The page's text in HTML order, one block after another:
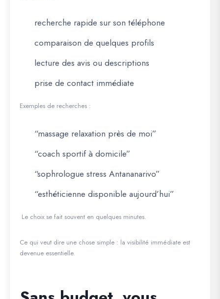
recherche rapide sur son téléphone
comparaison de quelques profils
lecture des avis ou descriptions
prise de contact immédiate
Exemples de recherches :
“massage relaxation près de moi”
“coach sportif à domicile”
“sophrologue stress Antananarivo”
“esthéticienne disponible aujourd’hui”
Le choix se fait souvent en quelques minutes.
Ce qui veut dire une chose simple : la visibilité immédiate est
devenue essentielle.